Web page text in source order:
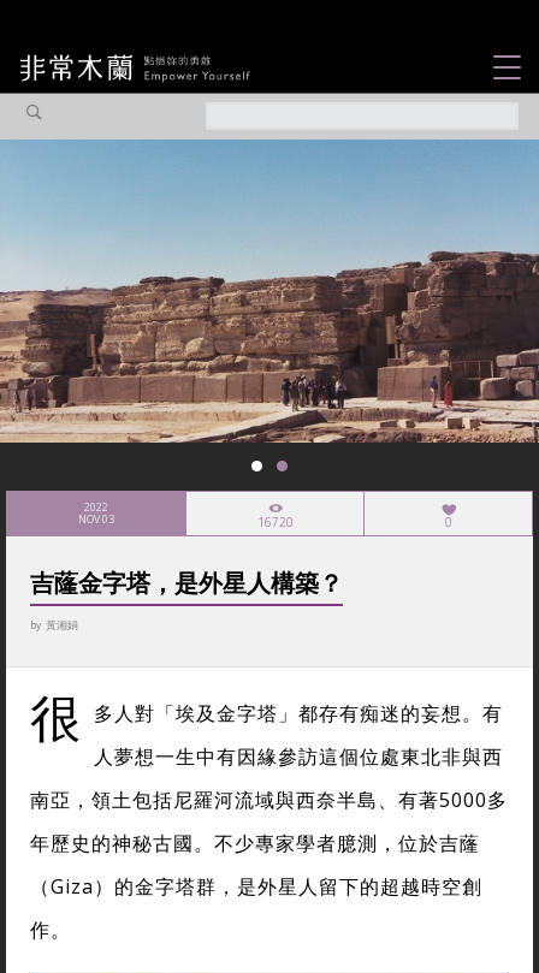
認識我們
2022
NOV 03 16720 0
吉蕯金字塔，是外星人構築？
by 黃湘娟
很
多人對「埃及金字塔」都存有痴迷的妄想。有
人夢想一生中有因緣參訪這個位處東北非與西
南亞，領土包括尼羅河流域與西奈半島、有著5000多
年歷史的神秘古國。不少專家學者臆測，位於吉蕯
（Giza）的金字塔群，是外星人留下的超越時空創
作。